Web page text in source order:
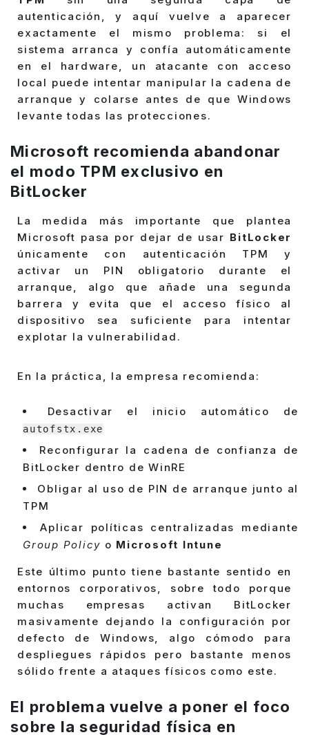
autenticación, y aquí vuelve a aparecer
exactamente el mismo problema: si el
sistema arranca y confía automáticamente
en el hardware, un atacante con acceso
local puede intentar manipular la cadena de
arranque y colarse antes de que Windows
levante todas las protecciones.
Microsoft recomienda abandonar
el modo TPM exclusivo en
BitLocker
La medida más importante que plantea
Microsoft pasa por dejar de usar BitLocker
únicamente con autenticación TPM y
activar un PIN obligatorio durante el
arranque, algo que añade una segunda
barrera y evita que el acceso físico al
dispositivo sea suficiente para intentar
explotar la vulnerabilidad.
En la práctica, la empresa recomienda:
Desactivar el inicio automático de
autofstx.exe
Reconfigurar la cadena de confianza de
BitLocker dentro de WinRE
Obligar al uso de PIN de arranque junto al
TPM
Aplicar políticas centralizadas mediante
Group Policy o Microsoft Intune
Este último punto tiene bastante sentido en
entornos corporativos, sobre todo porque
muchas empresas activan BitLocker
masivamente dejando la configuración por
defecto de Windows, algo cómodo para
despliegues rápidos pero bastante menos
sólido frente a ataques físicos como este.
El problema vuelve a poner el foco
sobre la seguridad física en